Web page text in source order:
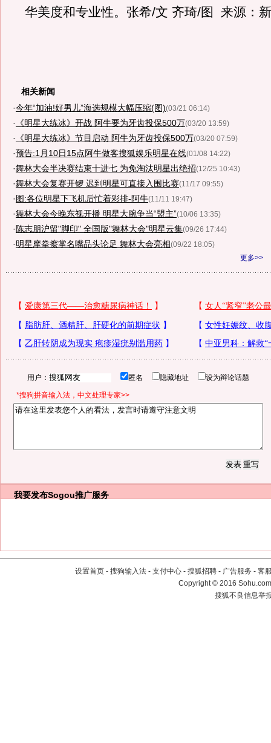
华美度和专业性。张希/文 齐琦/图 来源：
相关新闻
·今年“加油!好男儿”海选规模大幅压缩(图)(03/21 06:14)
· 《明星大练冰》开战 阿牛要为牙齿投保500万(03/20 13:59)
· 《明星大练冰》节目启动 阿牛为牙齿投保500万(03/20 07:59)
·预告:1月10日15点阿牛做客搜狐娱乐明星在线(01/08 14:22)
·舞林大会半决赛结束十进七 为免淘汰明星出绝招(12/25 10:43)
·舞林大会复赛开锣 迟到明星可直接入围比赛(11/17 09:55)
·图:各位明星下飞机后忙着彩排-阿牛(11/11 19:47)
·舞林大会今晚东视开播 明星大腕争当“盟主”(10/06 13:35)
· 陈志朋沪留"脚印" 全国版"舞林大会"明星云集(09/26 17:44)
·明星摩拳擦掌名嘴品头论足 舞林大会亮相(09/22 18:05)
更多>>
用户： 匿名 隐藏地址 设为辩论话题
*搜狗拼音输入法，中文处理专家>>
我要发布Sogou推广服务
设置首页 - 搜狗输入法 - 支付中心 - 搜狐招聘 - 广告服务 - 客
Copyright©2016
搜狐不良信息举